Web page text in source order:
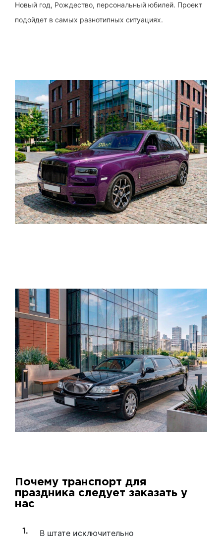
Новый год, Рождество, персональный юбилей. Проект
подойдет в самых разнотипных ситуациях.
Почему транспорт для
праздника следует заказать у
нас
В штате исключительно